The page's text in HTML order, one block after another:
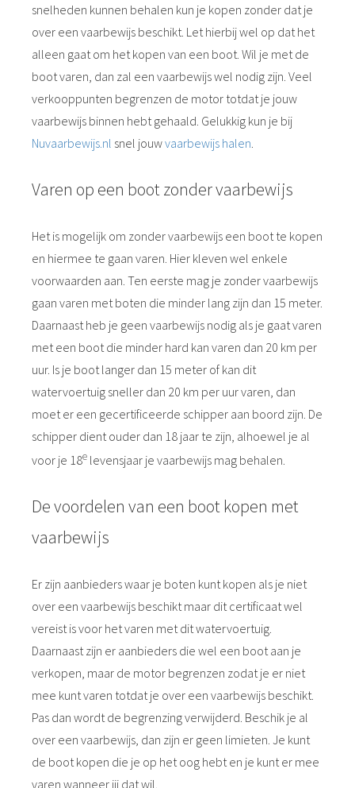
snelheden kunnen behalen kun je kopen zonder dat je
over een vaarbewijs beschikt. Let hierbij wel op dat het
alleen gaat om het kopen van een boot. Wil je met de
boot varen, dan zal een vaarbewijs wel nodig zijn. Veel
verkooppunten begrenzen de motor totdat je jouw
vaarbewijs binnen hebt gehaald. Gelukkig kun je bij
Nuvaarbewijs.nl snel jouwvaarbewijs halen
Varen op een boot zonder vaarbewijs
Het is mogelijk om zonder vaarbewijs een boot te kopen
en hiermee te gaan varen. Hier kleven wel enkele
voorwaarden aan. Ten eerste mag je zonder vaarbewijs
gaan varen met boten die minder lang zijn dan 15 meter.
Daarnaast heb je geen vaarbewijs nodig als je gaat varen
met een boot die minder hard kan varen dan 20 km per
uur. Is je boot langer dan 15 meter of kan dit
watervoertuig sneller dan 20 km per uur varen, dan
moet er een gecertificeerde schipper aan boord zijn. De
schipper dient ouder dan 18 jaar te zijn, alhoewel je al
voor je 18e levensjaar je vaarbewijs mag behalen.
De voordelen van een boot kopen met
vaarbewijs
Er zijn aanbieders waar je boten kunt kopen als je niet
over een vaarbewijs beschikt maar dit certificaat wel
vereist is voor het varen met dit watervoertuig.
Daarnaast zijn er aanbieders die wel een boot aan je
verkopen, maar de motor begrenzen zodat je er niet
mee kunt varen totdat je over een vaarbewijs beschikt.
Pas dan wordt de begrenzing verwijderd. Beschik je al
over een vaarbewijs, dan zijn er geen limieten. Je kunt
de boot kopen die je op het oog hebt en je kunt er mee
varen wanneer jij dat wil.